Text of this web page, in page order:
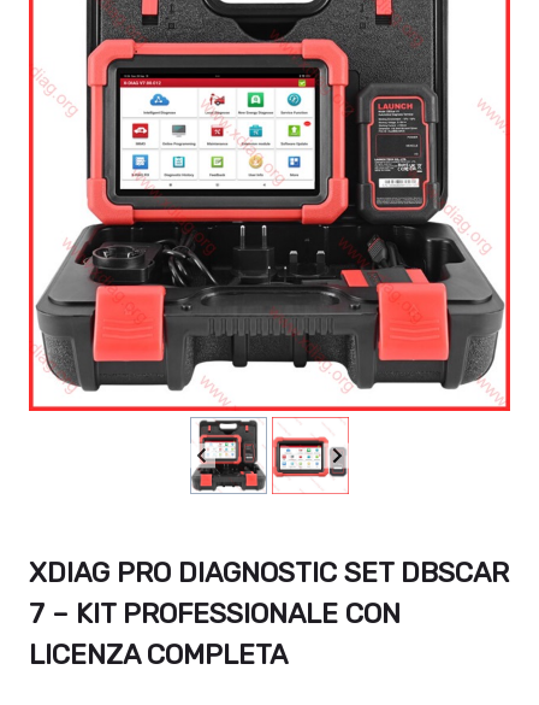
XDIAG PRO DIAGNOSTIC SET DBSCAR
7 – KIT PROFESSIONALE CON
LICENZA COMPLETA